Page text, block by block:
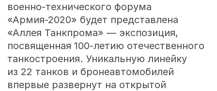
военно-технического форума
«Армия-2020» будет представлена
«Аллея Танкпрома» — экспозиция,
посвященная 100-летию отечественного
танкостроения. Уникальную линейку
из 22 танков и бронеавтомобилей
впервые развернут на открытой